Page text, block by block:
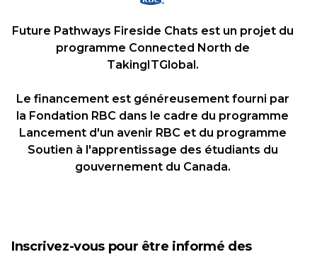
Future Pathways Fireside Chats est un projet du
programme Connected North de
TakingITGlobal.
Le financement est généreusement fourni par
la Fondation RBC dans le cadre du programme
Lancement d'un avenir RBC et du programme
Soutien à l'apprentissage des étudiants du
gouvernement du Canada.
Inscrivez-vous pour être informé des